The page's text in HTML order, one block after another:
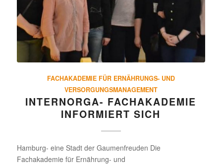
FACHAKADEMIE FÜR ERNÄHRUNGS- UND
VERSORGUNGSMANAGEMENT
INTERNORGA- FACH­AKA­DEMIE
INFOR­MIERT SICH
Hamburg- eine Stadt der Gaumenfreuden Die
Fachakademie für Ernährung- und